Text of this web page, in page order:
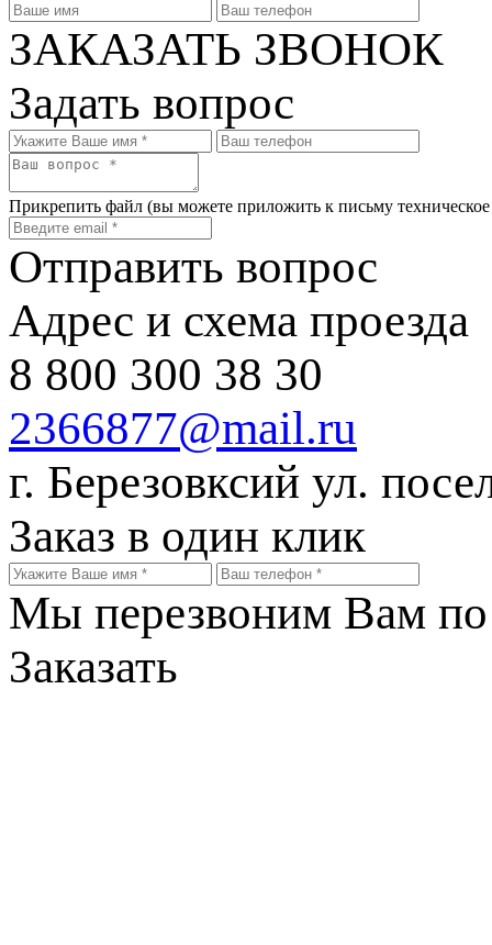
ЗАКАЗАТЬ ЗВОНОК
Задать вопрос
Прикрепить файл (вы можете приложить к письму
Отправить вопрос
Адрес и схема проезда
8 800 300 38 30
2366877@mail.ru
г. Березовксий ул.
Заказ в один клик
Мы перезвоним Вам по
Заказать